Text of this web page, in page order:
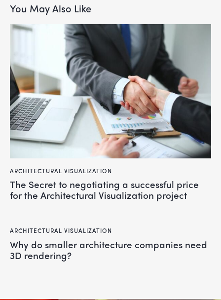
You May Also Like
ARCHITECTURAL VISUALIZATION
The Secret to negotiating a successful price
for the Architectural Visualization project
ARCHITECTURAL VISUALIZATION
Why do smaller architecture companies need
3D rendering?